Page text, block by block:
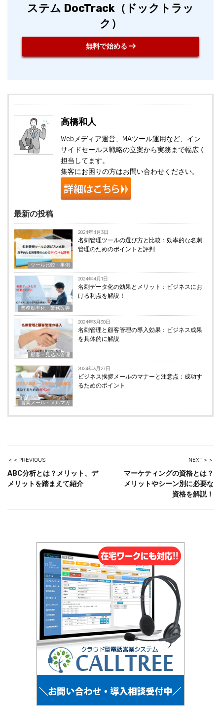
ステム DocTrack（ドックトラッ
ク）
無料で始める
高橋和人
Webメディア運営、MAツール運用など、イン
サイドセールス戦略の立案から実務まで幅広く
担当してます。
集客にお困りの方はお問い合わせください。
最新の投稿
ツール比較・事例
2024年4月3日
名刺管理ツールの選び方と比較：効率的な名刺
管理のためのポイントと評判
業務効率化・業務改善
2024年4月1日
名刺データ化の効果とメリット：ビジネスにお
ける利点を解説！
顧客・見込み管理
2024年3月30日
名刺管理と顧客管理の導入効果：ビジネス成果
を具体的に解説
営業メール・メルマガ
2024年3月27日
ビジネス挨拶メールのマナーと注意点：成功す
るためのポイント
＜＜PREVIOUS
ABC分析とは？メリット、デ
メリットを踏まえて紹介
NEXT＞＞
マーケティングの資格とは？
メリットやシーン別に必要な
資格を解説！